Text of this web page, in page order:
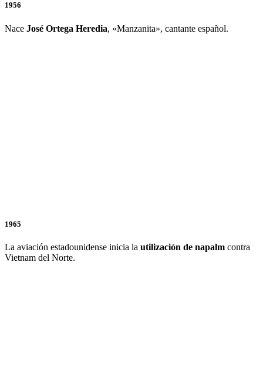
1956
Nace José Ortega Heredia, «Manzanita», cantante español.
1965
La aviación estadounidense inicia la utilización de napalm contra
Vietnam del Norte.